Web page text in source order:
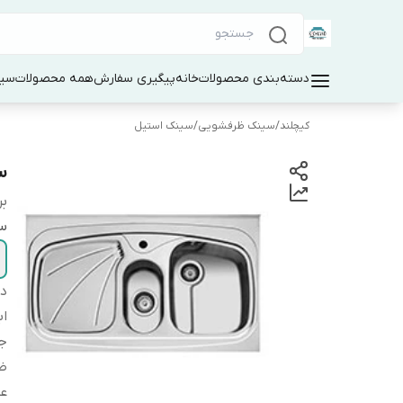
دسته‌بندی محصولاتخانهپیگیری سفارشهمه محصولات
کیچلند/سینک ظرفشویی/سینک استیل